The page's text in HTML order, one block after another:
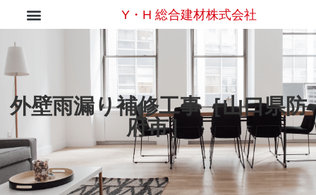
Y・H 総合建材株式会社
外壁雨漏り補修工事［山口県防
府市］